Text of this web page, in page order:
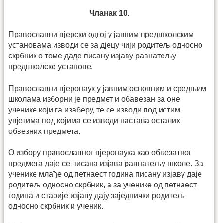
Чланак 10.
Православни вјерски одгој у јавним предшколским
установама изводи се за дјецу чији родитељ односно
скрбник о томе даде писану изјаву равнатељу
предшколске установе.
Православни вјеронаук у јавним основним и средњим
школама изборни је предмет и обавезан за оне
ученике који га изаберу, те се изводи под истим
увјетима под којима се изводи настава осталих
обвезних предмета.
О избору православног вјеронаука као обвезатног
предмета даје се писана изјава равнатељу школе. За
ученике млађе од петнаест година писану изјаву даје
родитељ односно скрбник, а за ученике од петнаест
година и старије изјаву дају заједнички родитељ
односно скрбник и ученик.